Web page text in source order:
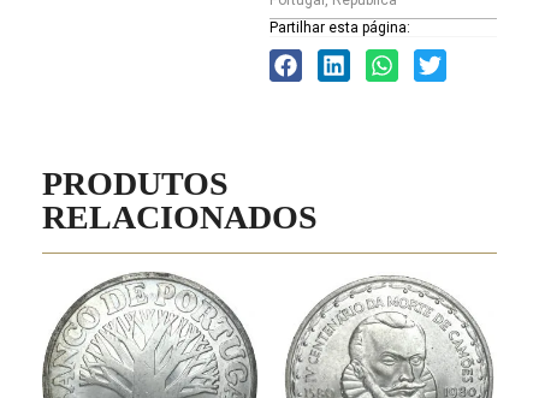
Partilhar esta página:
PRODUTOS
RELACIONADOS